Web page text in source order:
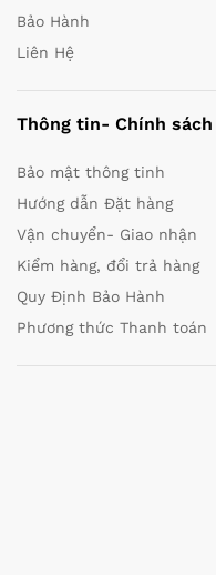
Bảo Hành
Liên Hệ
Thông tin- Chính sách
Bảo mật thông tinh
Hướng dẫn Đặt hàng
Vận chuyển- Giao nhận
Kiểm hàng, đổi trả hàng
Quy Định Bảo Hành
Phương thức Thanh toán